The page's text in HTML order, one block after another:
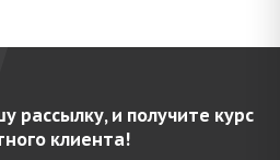
рассылку, и получите курс
клиента!